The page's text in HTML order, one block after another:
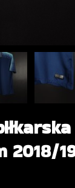
2018/